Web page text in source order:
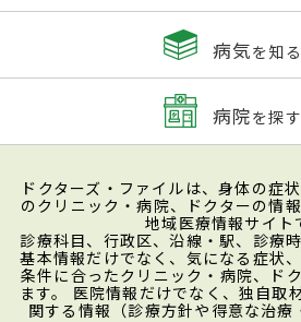
病気を知る
病院を探す
ドクターズ・ファイルは、身体の症
のクリニック・病院、ドクターの情
地域医療情報サイト
診療科目、行政区、沿線・駅、診療
基本情報だけでなく、気になる症状
条件に合ったクリニック・病院、ド
ます。 医院情報だけでなく、独自取
関する情報（診療方針や得意な治療